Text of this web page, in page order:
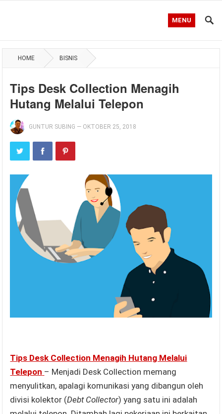
MENU
HOME BISNIS
Tips Desk Collection Menagih
Hutang Melalui Telepon
GUNTUR SUBING — OKTOBER 25, 2018
Tips Desk Collection Menagih Hutang Melalui
Telepon – Menjadi Desk Collection memang
menyulitkan, apalagi komunikasi yang dibangun oleh
divisi kolektor (Debt Collector) yang satu ini adalah